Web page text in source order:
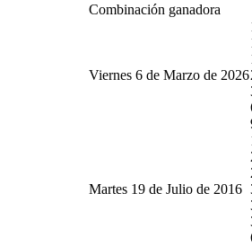
Combinación ganadora
Viernes 6 de Marzo de 2026
Martes 19 de Julio de 2016